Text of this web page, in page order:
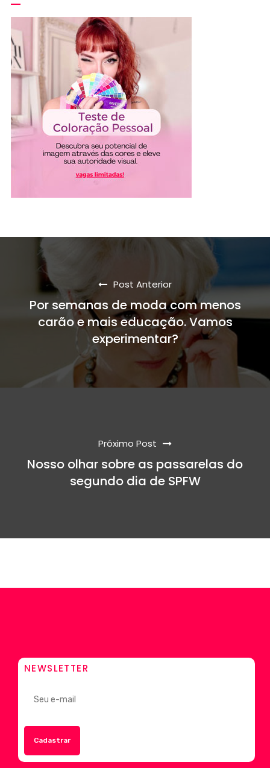
Post Anterior
Por semanas de moda com menos
carão e mais educação. Vamos
experimentar?
Próximo Post
Nosso olhar sobre as passarelas do
segundo dia de SPFW
NEWSLETTER